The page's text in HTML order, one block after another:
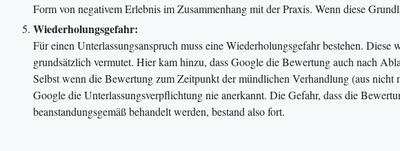
Form von negativem Erlebnis im Zusammenhang mit der Praxis. Wenn diese
Wiederholungsgefahr:
Für einen Unterlassungsanspruch muss eine Wiederholungsgefahr bestehen.
grundsätzlich vermutet. Hier kam hinzu, dass Google die Bewertung auch nach
Selbst wenn die Bewertung zum Zeitpunkt der mündlichen Verhandlung (aus nicht
Google die Unterlassungsverpflichtung nie anerkannt. Die Gefahr, dass die
beanstandungsgemäß behandelt werden, bestand also fort.